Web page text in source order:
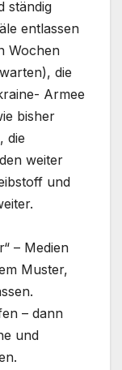
ständig
entlassen
Wochen
die
Armee
bisher
die
weiter
und
– Medien
Muster,
– dann
und